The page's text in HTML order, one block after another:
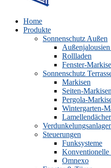
Home
Produkte
Sonnenschutz Außen
Rollladen
Fenster-
Sonnenschutz
Markisen
Seiten-Markisen
Pergola-
Wintergarten-
Lamellendächer
Steuerungen
Funksysteme
Konventionelle
Omnexo